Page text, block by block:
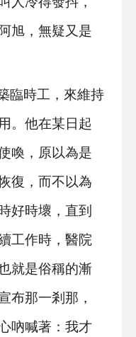
旭，無疑又是
臨時工，來維持
。他在某日起
喚，原以為是
復，而不以為
好時壞，直到
工作時，醫院
就是俗稱的漸
布那一剎那，
吶喊著：我才